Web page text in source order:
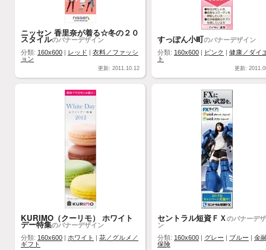
ニッセン 香里奈が着る☆冬の２０
スタイルのバナーデザイン
分類: 160x600 | レッド | 衣料／ファッシ
ョン
更新: 2011.10.12
すっぽん小町のバナーデザイン
分類: 160x600 | ピンク | 健康／ダイ
ト
更新:
KURIMO（クーリモ） ホワイト
デー特集のバナーデザイン
分類: 160x600 | ホワイト | 花／グルメ／
ギフト
セントラル短資ＦＸのバナーデ
ン
分類: 160x600 | グレー | ブルー | 金
保険